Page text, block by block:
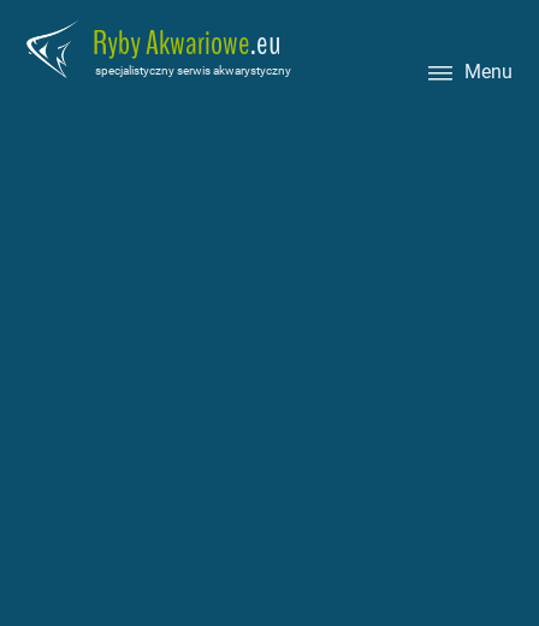
Ryby Akwariowe.eu
specjalistyczny serwis akwarystyczny Menu